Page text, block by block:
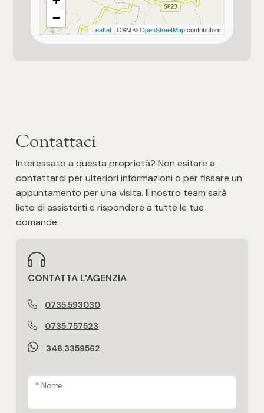
−
Leaflet| OSM ©OpenStreetMapcontributors
Contattaci
Interessato a questa proprietà? Non esitare a
contattarci per ulteriori informazioni o per fissare un
appuntamento per una visita. Il nostro team sarà
lieto di assisterti e rispondere a tutte le tue
domande.
CONTATTA L'AGENZIA
0735.593030
0735.757523
348.3359562
* Nome
Posto auto/Box
Balcone/Terrazzo
Nuova costruzione
Lusso